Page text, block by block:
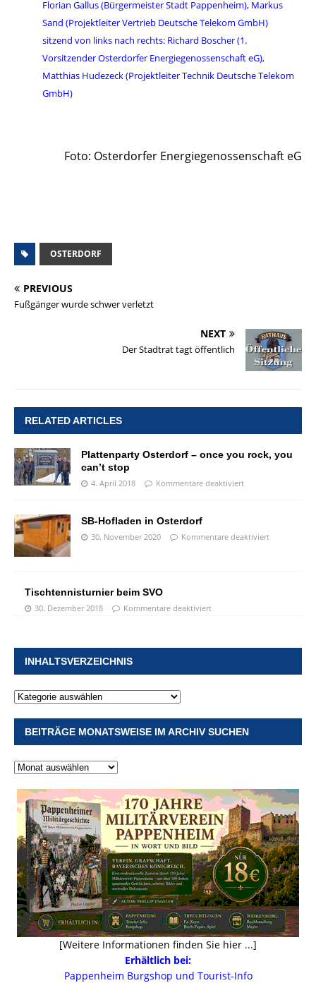
Florian Gallus (Bürgermeister Stadt Pappenheim), Markus
Sand (Projektleiter Vertrieb Deutsche Telekom GmbH)
sitzend von links nach rechts: Richard Boscher (1.
Vorsitzender Osterdorfer Energiegenossenschaft eG),
Matthias Hudezeck (Projektleiter Technik Deutsche Telekom
GmbH)
Foto: Osterdorfer Energiegenossenschaft eG
OSTERDORF
PREVIOUS
Fußgänger wurde schwer verletzt
NEXT
Der Stadtrat tagt öffentlich
RELATED ARTICLES
Plattenparty Osterdorf – once you rock, you
can’t stop
4. April 2018 Kommentare deaktiviert
SB-Hofladen in Osterdorf
30. November 2020 Kommentare deaktiviert
Tischtennisturnier beim SVO
30. Dezember 2018 Kommentare deaktiviert
INHALTSVERZEICHNIS
BEITRÄGE MONATSWEISE IM ARCHIV SUCHEN
[Weitere Informationen finden Sie hier ...]
Erhältlich bei:
Pappenheim Burgshop und Tourist-Info